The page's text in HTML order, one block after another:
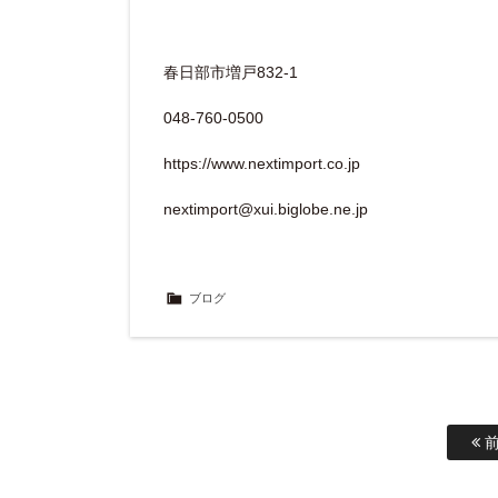
春日部市増戸832-1
048-760-0500
https://www.nextimport.co.jp
nextimport@xui.biglobe.ne.jp
ブログ